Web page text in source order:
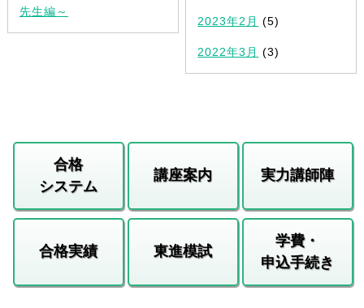
先生編～
2023年2月 (5)
2022年3月 (3)
合格
システム
講座案内 実力講師陣
合格実績 東進模試
学費・
申込手続き